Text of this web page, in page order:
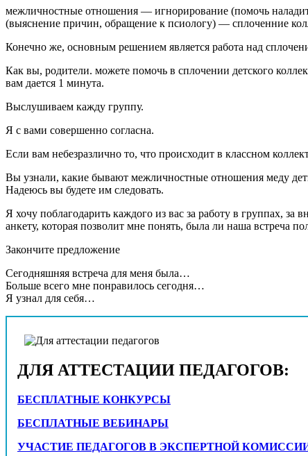
межличностные отношения — игнорирование (помочь
(выяснение причин, обращение к псиологу) — сплоченние
Конечно же, основным решением является работа над
Как вы, родители. можете помочь в сплочении детского
вам дается 1 минута.
Выслушиваем кажду группу.
Я с вами совершенно согласна.
Если вам небезразлично то, что происходит в классном
Вы узнали, какие бывают межличностные отношения меду
Надеюсь вы будете им следовать.
Я хочу поблагодарить каждого из вас за работу в группах,
анкету, которая позволит мне понять, была ли наша встреча
Закончите предложение
Сегодняшняя встреча для меня была…
Больше всего мне понравилось сегодня…
Я узнал для себя…
ДЛЯ АТТЕСТАЦИИ ПЕДАГОГОВ:
БЕСПЛАТНЫЕ КОНКУРСЫ
БЕСПЛАТНЫЕ ВЕБИНАРЫ
УЧАСТИЕ ПЕДАГОГОВ В ЭКСПЕРТНОЙ